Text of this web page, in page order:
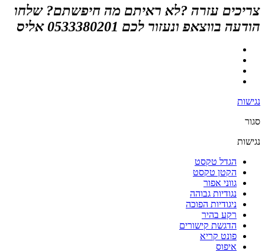
צריכים עזרה ?לא ראיתם מה חיפשתם? שלחו
הודעה בווצאפ ונעזור לכם 0533380201 אליס
נגישות
סגור
נגישות
הגדל טקסט
הקטן טקסט
גווני אפור
נגודיות גבוהה
ניגודיות הפוכה
רקע בהיר
הדגשת קישורים
פונט קריא
איפוס